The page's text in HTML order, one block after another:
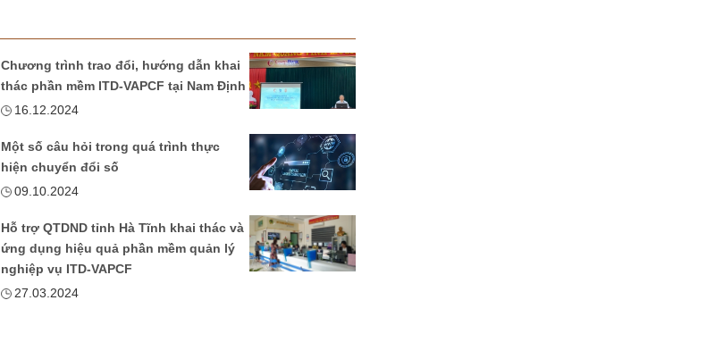
Chương trình trao đổi, hướng dẫn khai
thác phần mềm ITD-VAPCF tại Nam Định
16.12.2024
Một số câu hỏi trong quá trình thực
hiện chuyển đổi số
09.10.2024
Hỗ trợ QTDND tỉnh Hà Tĩnh khai thác và
ứng dụng hiệu quả phần mềm quản lý
nghiệp vụ ITD-VAPCF
27.03.2024